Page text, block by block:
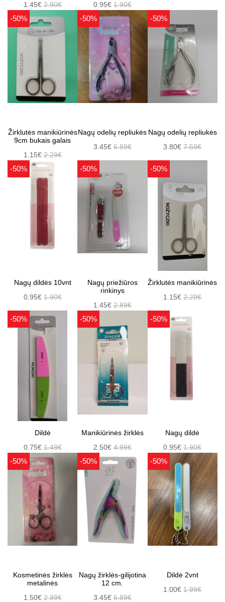
1.45€2.90€ 0.95€ 1.90€
-50%
Žirklutės manikiūrinės
9cm bukais galais
1.15€2.29€
-50%
Nagų odelių repliukės
3.45€ 6.89€
-50%
Nagų odelių repliukės
3.80€7.59€
-50%
Nagų dildės 10vnt
0.95€1.90€
-50%
Nagų priežiūros
rinkinys
1.45€ 2.89€
-50%
Žirklutės manikiūrinės
1.15€2.29€
-50%
Dildė
0.75€1.49€
-50%
Manikiūrinės žirklės
2.50€ 4.99€
-50%
Nagų dildė
0.95€1.90€
-50%
Kosmetinės žirklės
metalinės
1.50€2.99€
-50%
Nagų žirklės-gilijotina
12 cm.
3.45€ 6.89€
-50%
Dildė 2vnt
1.00€1.99€